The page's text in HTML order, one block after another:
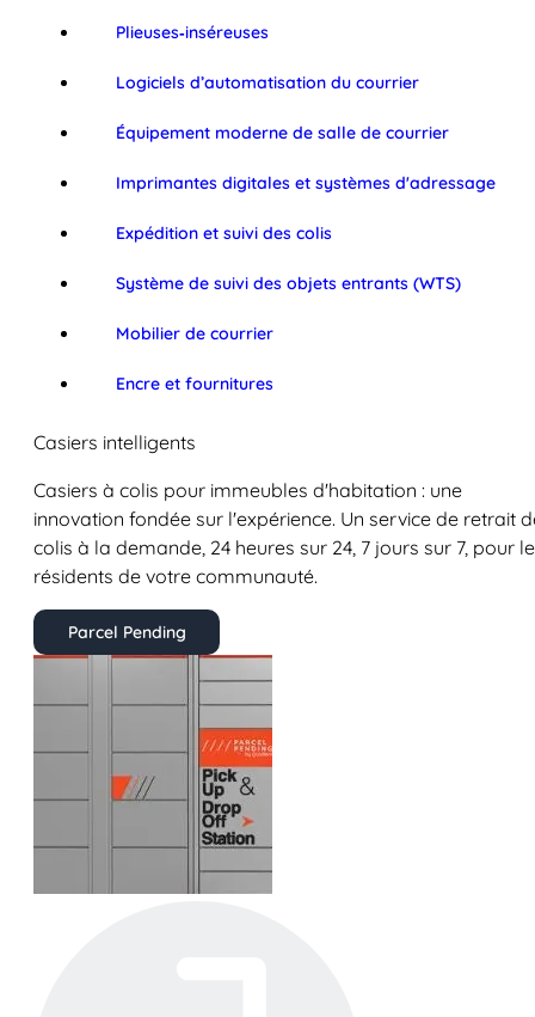
Plieuses‑inséreuses
Logiciels d’automatisation du courrier
Équipement moderne de salle de courrier
Imprimantes digitales et systèmes d'adressage
Expédition et suivi des colis
Système de suivi des objets entrants (WTS)
Mobilier de courrier
Encre et fournitures
Casiers intelligents
Casiers à colis pour immeubles d'habitation : une
innovation fondée sur l'expérience. Un service de retrait
colis à la demande, 24 heures sur 24, 7 jours sur 7, pour
résidents de votre communauté.
Parcel Pending